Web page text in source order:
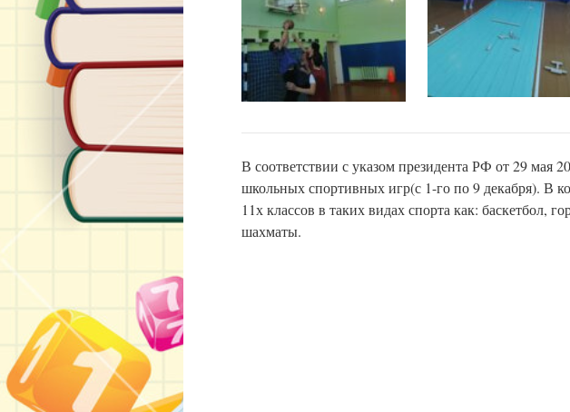
В соответствии с указом президента РФ от 29 мая
школьных спортивных игр(с 1-го по 9 декабря). В
11х классов в таких видах спорта как: баскетбол,
шахматы.